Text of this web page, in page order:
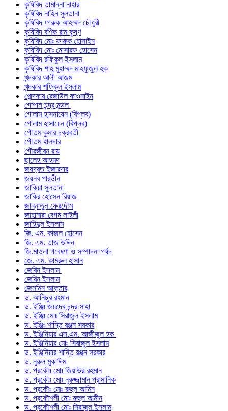
কৃষিবিদ তামান্না নাহার
কৃষিবিদ নাহিন সুলতানা
কৃষিবিদ ফারুক আহম্মদ চৌধুরী
কৃষিবিদ বণিক রাম কৃষ্ণ
কৃষিবিদ মোঃ ফারুক হোসাইন
কৃষিবিদ মোঃ মোসারফ হোসেন
কৃষিবিদ রফিকুল ইসলাম
কৃষিবিদ শাহ মুহাম্মদ মাহফুজুল হক
খন্দকার আলী আজম
খন্দকার শফিকুল ইসলাম
খোন্দকার রেজাউল কাওনাইন
গোপাল চন্দ্র মন্ডল
গোলাম হাসনায়েন (বিপ্লব)
গোলাম হাসায়েন (বিপ্লব)
গৌতম কুমার চক্রবর্তী
গৌতম হালদার
গৌরজীবন রায়
ছালেহ আহমদ
জয়দ্রত ইজারদার
জয়নব পারভীন
জাকিয়া সুলতানা
জাকির হোসেন রিয়াজ
জান্নাতুল ফেরদৌস
জাহানারা বেগম লাইলী
জাহিদুল ইসলাম
জি. এম. কাজল হোসেন
জি. এম. তাজ উদ্দিন
জি.মাওলা গবেষণা ও সম্পাদনা পর্ষদ
জে. এম. কামরুল হাসান
জেরিন ইসলাম
জেরিন ইসলাম
জেসমিন আক্তার
ড. আনিছুর রহমান
ড. ইঞ্জিঃ জয়দেব চন্দ্র সাহা
ড. ইঞ্জিঃ মোঃ সিরাজুল ইসলাম
ড. ইঞ্জিঃ শান্তি রঞ্জন সরকার
ড. ইঞ্জিনিয়ার এস.এম. আজীজুল হক
ড. ইঞ্জিনিয়ার মোঃ সিরাজুল ইসলাম
ড. ইঞ্জিনিয়ার শান্তি রঞ্জন সরকার
ড. নুরুল মুকাদ্দিম
ড. প্রকৌঃ মোঃ জিয়াউর রহমান
ড. প্রকৌঃ মোঃ নুরুজ্জামান প্রামানিক
ড. প্রকৌঃ মোঃ রুহুল আমিন
ড. প্রকৌশলী মোঃ রুহুল আমীন
ড. প্রকৌশলী মোঃ সিরাজুল ইসলাম